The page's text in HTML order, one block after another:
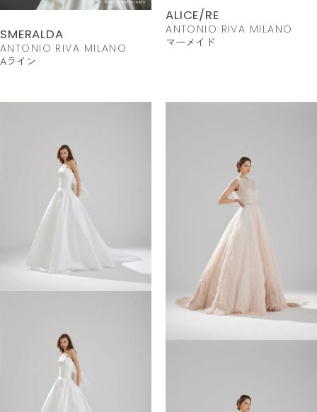
SMERALDA
ANTONIO RIVA MILANO
Aライン
ALICE/RE
ANTONIO RIVA MILANO
マーメイド